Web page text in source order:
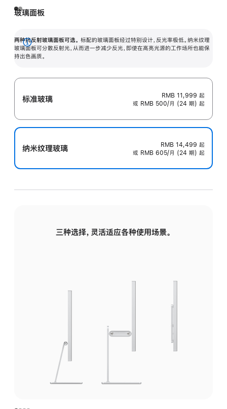
玻璃面板
两种抗反射玻璃面板可选。 标配的玻璃面板经过特别设计，反光率极低。纳米纹理
玻璃面板可分散反射光，从而进一步减少反光，即使在高亮光源的工作场所也能保
持出色画质。
展
开
标准玻璃 RMB 11,999 起
或 RMB 500/月 (24 期) 起
纳米纹理玻璃 RMB 14,499 起
或 RMB 605/月 (24 期) 起
三种选择，灵活适应各种使用场景。